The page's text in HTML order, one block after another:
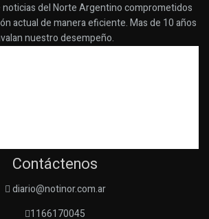
del Norte Argentino comprometidos
actual de manera eficiente. Mas de 10 años
nuestro desempeño.
Contáctenos
diario@notinor.com.ar
1166170045